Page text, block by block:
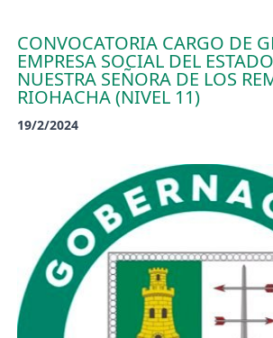
CONVOCATORIA CARGO DE
EMPRESA SOCIAL DEL
NUESTRA SEÑORA DE LOS
RIOHACHA (NIVEL 11)
19/2/2024